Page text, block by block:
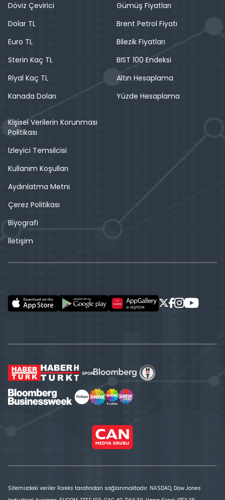
Döviz Çevirici
Dolar TL
Euro TL
Sterin Kaç TL
Riyal Kaç TL
Kanada Doları
Gümüş Fiyatları
Brent Petrol Fiyatı
Bilezik Fiyatları
BIST 100 Endeksi
Altın Hesaplama
Yüzde Hesaplama
Kişisel Verilerin Korunması
Politikası
İzleyici Temsilcisi
Kullanım Koşulları
Aydınlatma Metni
Çerez Politikası
Biyografi
İletişim
Sitemizdeki veriler Foreks tarafından sağlanmaktadır. NASDAQ, Dow Jones